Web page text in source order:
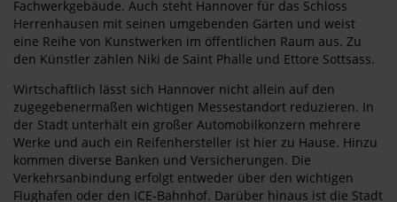
Fachwerkgebäude. Auch steht Hannover für das Schloss
Herrenhausen mit seinen umgebenden Gärten und weist
eine Reihe von Kunstwerken im öffentlichen Raum aus. Zu
den Künstler zählen Niki de Saint Phalle und Ettore Sottsass.
Wirtschaftlich lässt sich Hannover nicht allein auf den
zugegebenermaßen wichtigen Messestandort reduzieren. In
der Stadt unterhält ein großer Automobilkonzern mehrere
Werke und auch ein Reifenhersteller ist hier zu Hause. Hinzu
kommen diverse Banken und Versicherungen. Die
Verkehrsanbindung erfolgt entweder über den wichtigen
Flughafen oder den ICE-Bahnhof. Darüber hinaus ist die Stadt